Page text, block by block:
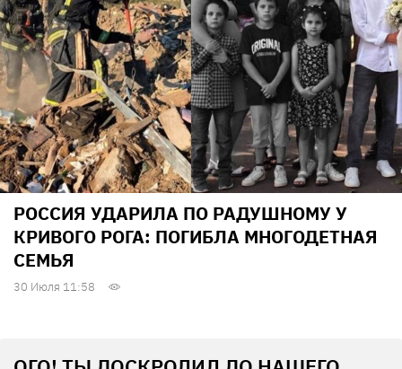
РОССИЯ УДАРИЛА ПО РАДУШНОМУ У
КРИВОГО РОГА: ПОГИБЛА МНОГОДЕТНАЯ
СЕМЬЯ
30 Июля 11:58